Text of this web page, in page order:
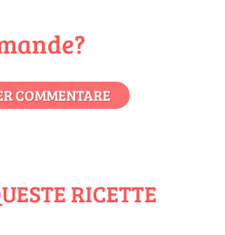
COMMENTARE
RICETTE